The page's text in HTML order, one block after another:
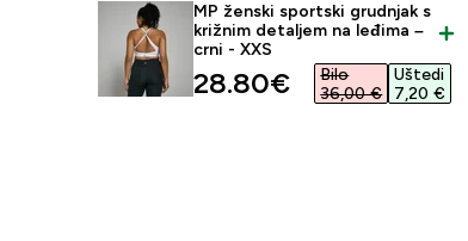
MP ženski sportski grudnjak s
križnim detaljem na leđima –
crni - XXS
discounted price
28.80€‎
Bilo
36,00 €‎
Uštedi
7,20 €‎